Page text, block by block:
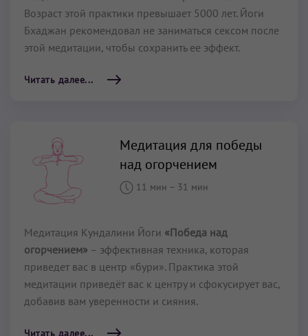
Возраст этой практики превышает 5000 лет. Йоги
Бхаджан рекомендовал не заниматься сексом после
этой медитации, чтобы сохранить ее эффект.
Читать далее...
Медитация для победы
над огорчением
11 мин – 31 мин
Медитация Кундалини Йоги «Победа над
огорчением» – эффективная техника, которая
приведет вас в центр «бури». Практика этой
медитации приведёт вас к центру и сфокусирует вас,
добавив вам уверенности и сияния.
Читать далее...